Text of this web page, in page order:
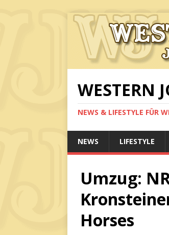
WESTERN
NEWS & LIFESTYLE FÜR
NEWS LIFESTYLE
Umzug:
Horses